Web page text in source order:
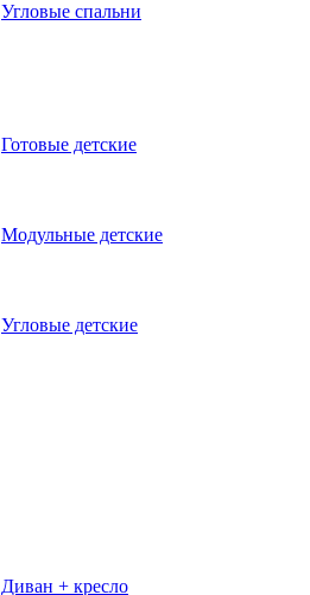
Угловые спальни
Готовые детские
Модульные детские
Угловые детские
Диван + кресло